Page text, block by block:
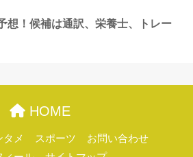
想！候補は通訳、栄養士、トレー
HOME
タメ スポーツ
お問い合わせ